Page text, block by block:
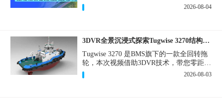
完整搬到云端线上，兼顾线下实体观摩与
线上云观摩双重需求，为施工单位、建设
2026-08-04
3DVR全景沉浸式探索Tugwise 3270结构一览
Tugwise 3270 是BMS旗下的一款全回转拖
轮，本次视频借助3DVR技术，带您零距离
透视这艘拖轮的内外构造，沉浸式探索每
一处细节。
2026-08-03